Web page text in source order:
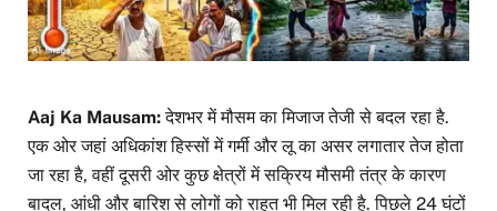
Aaj Ka Mausam:देशभर में मौसम का मिजाज तेजी से बदल रहा है.
एक ओर जहां अधिकांश हिस्सों में गर्मी और लू का असर लगातार तेज होता
जा रहा है, वहीं दूसरी ओर कुछ क्षेत्रों में सक्रिय मौसमी तंत्र के कारण
बादल, आंधी और बारिश से लोगों को राहत भी मिल रही है. पिछले 24 घंटों